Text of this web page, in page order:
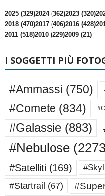
2025 (329)2024 (362)2023 (320)
2018 (470)2017 (406)2016 (428)
2011 (518)2010 (229)2009 (21)
I SOGGETTI PIÙ
#Ammassi (750)
#Comete (834)
#Galassie (883)
#Nebulose
#Satelliti (169)
#Startrail (67)